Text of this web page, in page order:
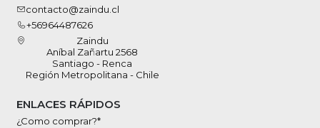
contacto@zaindu.cl
+56964487626
Zaindu
Aníbal Zañartu 2568
Santiago - Renca
Región Metropolitana - Chile
ENLACES RÁPIDOS
¿Como comprar?*